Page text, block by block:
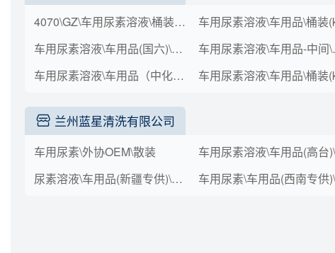
4070\GZ\车用尿素溶液\桶装（kg）\1000
车用尿素溶液\车用品(国六)\桶装(kg)\1000
车用
车用尿素溶液\车用品（中化）\桶(kg)\10
兰州蓝星清洗有限公司
车用尿素\外协OEM\散装
尿素溶液\车用品(新疆专供)\箱装(kg*桶)\10*2